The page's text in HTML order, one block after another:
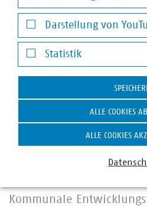
Hochwasser,
Was jetzt zu tun ist:
kommunalen
Energiestrategie der
Potenziale nutzen,
Klimaschutz fördern
Wasserpreise und -
Kommunale
Notwendige Cookies
Darstellung von
Darstellung von YouTube-
Statistik
ALLE COOKIES
ALLE COOKIES